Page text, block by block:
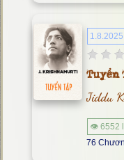
1.8.2025
Tuyển
Jiddu
👁 6552
76